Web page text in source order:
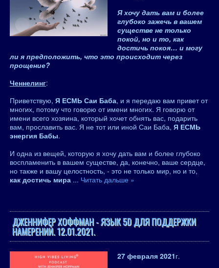
Я хочу дать вам и более
глубоко зажечь в вашем
существе не только
покой, но и то, как
достичь покоя… и могу
ли я предположить, что это происходит через
прощение?
Ченнелинг:
Приветствую, Я ЕСМЬ Саи Баба, и я передаю вам привет от
многих, потому что говорю от имени многих. Я говорю от
имени всего хозяина, который хочет обнять вас, подарить
вам, прославить вас. Я не тот или иной Саи Баба, Я ЕСМЬ
энергия Бабы.
И одна из вещей, которую я хочу дать вам и более глубоко
воспламенить в вашем существе, да, конечно, ваше сердце,
но также и вашу целостность, - это не только мир, но и то,
как достичь мира ... Читать дальше »
ДЖЕННИФЕР ХОФФМАН - ЯЗЫК 5D ДЛЯ ПОДДЕРЖКИ
НАМЕРЕНИЙ. 12.01.2021.
27 февраля 2021г.